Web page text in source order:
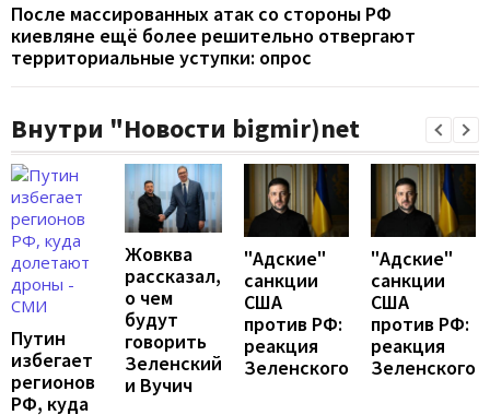
После массированных атак со стороны РФ
киевляне ещё более решительно отвергают
территориальные уступки: опрос
Внутри "Новости bigmir)net
Путин
избегает
регионов
РФ, куда
Жовква
рассказал,
о чем
будут
говорить
Зеленский
и Вучич
"Адские"
санкции
США
против РФ:
реакция
Зеленского
"Адские"
санкции
США
против РФ:
реакция
Зеленского